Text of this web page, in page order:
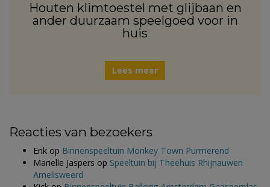
Houten klimtoestel met glijbaan en
ander duurzaam speelgoed voor in
huis
Lees meer
Reacties van bezoekers
Erik op Binnenspeeltuin Monkey Town Purmerend
Marielle Jaspers op Speeltuin bij Theehuis Rhijnauwen
Amelisweerd